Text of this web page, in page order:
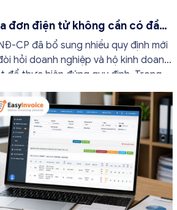
đơn điện tử không cần có đầy
2026
CP đã bổ sung nhiều quy định mới
hỏi doanh nghiệp và hộ kinh doanh
để thực hiện đúng quy định. Trong
tử EasyInvoice sẽ chia sẻ 13
tử không cần […]